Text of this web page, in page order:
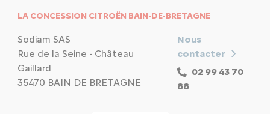
LA CONCESSION CITROËN BAIN-DE-BRETAGNE
Sodiam SAS
Rue de la Seine - Château
Gaillard
35470 BAIN DE BRETAGNE
Nous
contacter
02 99 43 70
88